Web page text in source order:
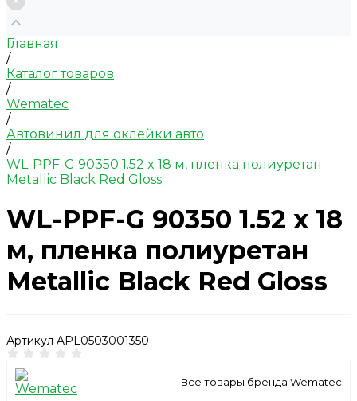
Главная
/
Каталог товаров
/
Wematec
/
Автовинил для оклейки авто
/
WL-PPF-G 90350 1.52 x 18 м, пленка полиуретан
Metallic Black Red Gloss
WL-PPF-G 90350 1.52 x 18
м, пленка полиуретан
Metallic Black Red Gloss
Артикул APL0503001350
Все товары бренда Wematec